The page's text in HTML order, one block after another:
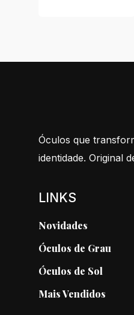
Óculos que
identidade. Original
LINKS
Novidades
Óculos de Grau
Óculos de Sol
Mais Vendidos